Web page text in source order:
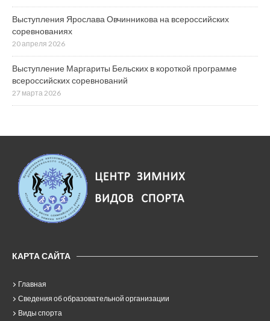
Выступления Ярослава Овчинникова на всероссийских
соревнованиях
20 апреля 2026
Выступление Маргариты Бельских в короткой программе
всероссийских соревнований
27 марта 2026
КАРТА САЙТА
Главная
Сведения об образовательной организации
Виды спорта